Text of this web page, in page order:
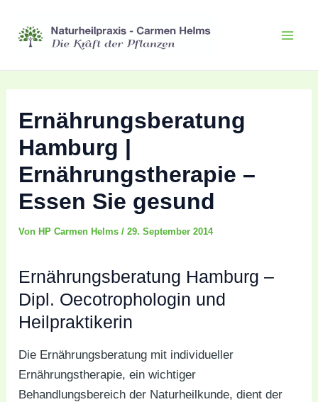
Inhalt
springen
Ernährungsberatung
Hamburg |
Ernährungstherapie –
Essen Sie gesund
Von HP Carmen Helms/29. September 2014
Ernährungsberatung Hamburg –
Dipl. Oecotrophologin und
Heilpraktikerin
Die Ernährungsberatung mit individueller
Ernährungstherapie, ein wichtiger
Behandlungsbereich der Naturheilkunde, dient der